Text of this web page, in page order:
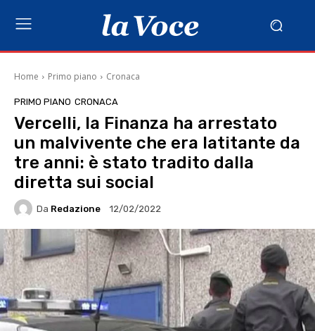
Home Primo piano Cronaca
PRIMO PIANO CRONACA
Vercelli, la Finanza ha arrestato
un malvivente che era latitante da
tre anni: è stato tradito dalla
diretta sui social
Da Redazione 12/02/2022